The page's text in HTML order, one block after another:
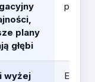
plany
głębi
wyżej